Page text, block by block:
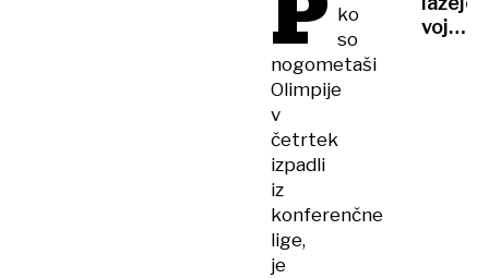
ko
so
nogometaši
Olimpije
v
četrtek
izpadli
iz
konferenčne
lige,
je
se
odselili
V